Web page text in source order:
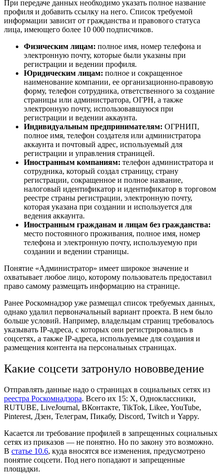
При передаче данных необходимо указать полное название
профиля и добавить ссылку на него. Список требуемой
информации зависит от гражданства и правового статуса
лица, имеющего более 10 000 подписчиков.
Физическим лицам: полное имя, номер телефона и
электронную почту, которые были указаны при
регистрации и ведении профиля.
Юридическим лицам: полное и сокращенное
наименование компании, ее организационно-правовую
форму, телефон сотрудника, ответственного за создание
страницы или администратора, ОГРН, а также
электронную почту, использовавшуюся при
регистрации и ведении аккаунта.
Индивидуальным предпринимателям: ОГРНИП,
полное имя, телефон создателя или администратора
аккаунта и почтовый адрес, используемый для
регистрации и управления страницей.
Иностранным компаниям: телефон администратора и
сотрудника, который создал страницу, страну
регистрации, сокращенное и полное название,
налоговый идентификатор и идентификатор в торговом
реестре страны регистрации, электронную почту,
которая указана при создании и используется для
ведения аккаунта.
Иностранным гражданам и лицам без гражданства:
место постоянного проживания, полное имя, номер
телефона и электронную почту, используемую при
создании и ведении страницы.
Понятие «Администратор» имеет широкое значение и
охватывает любое лицо, которому пользователь предоставил
право самому размещать информацию на странице.
Ранее Роскомнадзор уже размещал список требуемых данных,
однако удалил первоначальный вариант проекта. В нем было
больше условий. Например, владельцам страниц требовалось
указывать IP-адреса, с которых они регистрировались в
соцсетях, а также IP-адреса, используемые для создания и
размещения контента на персональных страницах.
Какие соцсети затронуло нововведение
Отправлять данные надо о страницах в социальных сетях из
реестра Роскомнадзора. Всего их 15: Х, Одноклассники,
RUTUBE, LiveJournal, ВКонтакте, TikTok, Likee, YouTube,
Pinterest, Дзен, Телеграм, Пикабу, Discord, Twitch и Yappy.
Касается ли требование профилей в запрещенных социальных
сетях из приказов — не понятно. Но по закону это возможно.
В статье 10.6, куда вносятся все изменения, предусмотрено
понятие соцсети. Под него попадают и запрещенные
площадки.